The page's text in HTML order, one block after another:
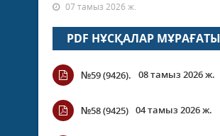
07 тамыз 2026 ж.
PDF НҰСҚАЛАР МҰРАҒАТЫ
№59 (9426). 08 тамыз 2026 ж.
№58 (9425) 04 тамыз 2026 ж.